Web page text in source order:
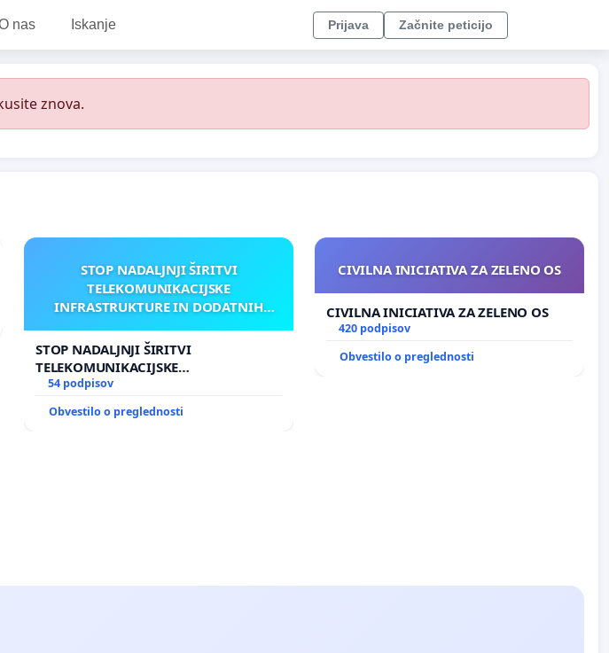
nas Iskanje Prijava Začnite peticijo
znova.
STOP NADALJNJI ŠIRITVI
TELEKOMUNIKACIJSKE
INFRASTRUKTURE IN DODATNIH
STOP NADALJNJI ŠIRITVI
TELEKOMUNIKACIJSKE
INFRASTRUKTURE IN DODATNIH
ANTEN V GRADIŠČAKU
54 podpisov
Obvestilo o preglednosti
CIVILNA INICIATIVA ZA ZELENO OS
CIVILNA INICIATIVA ZA ZELENO OS
420 podpisov
Obvestilo o preglednosti